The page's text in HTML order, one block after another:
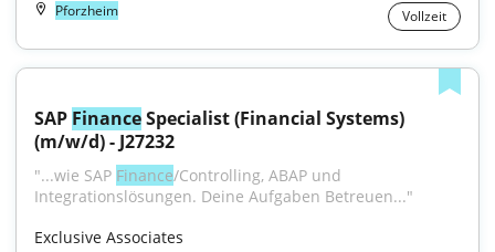
Pforzheim Vollzeit
SAP Finance Specialist (Financial Systems)
(m/w/d) - J27232
"...wie SAP Finance/Controlling, ABAP und
Integrationslösungen. Deine Aufgaben Betreuen..."
Exclusive Associates